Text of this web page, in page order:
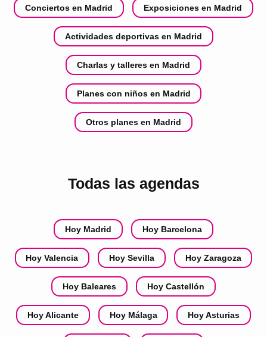
Conciertos en Madrid Exposiciones en Madrid
Actividades deportivas en Madrid
Charlas y talleres en Madrid
Planes con niños en Madrid
Otros planes en Madrid
Todas las agendas
Hoy Madrid Hoy Barcelona
Hoy Valencia Hoy Sevilla Hoy Zaragoza
Hoy Baleares Hoy Castellón
Hoy Alicante Hoy Málaga Hoy Asturias